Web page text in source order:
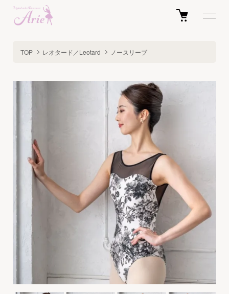
TOP レオタード／Leotard ノースリーブ